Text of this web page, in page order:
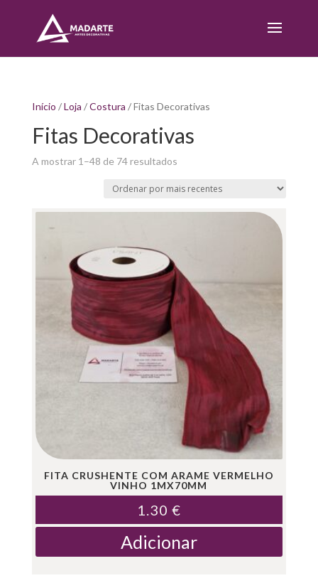
Início /Loja /Costura / Fitas Decorativas
Fitas Decorativas
A mostrar 1–48 de 74 resultadosSorted
latest
FITA CRUSHENTE COM ARAME VERMELHO
VINHO 1MX70MM
1.30 €
Adicionar